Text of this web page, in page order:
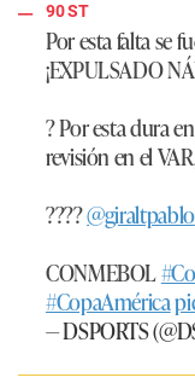
90 ST
Por esta falta se
¡EXPULSADO
? Por esta dura
revisión en el
????@giraltpablo
CONMEBOL
#CopaAmérica
— DSPORTS